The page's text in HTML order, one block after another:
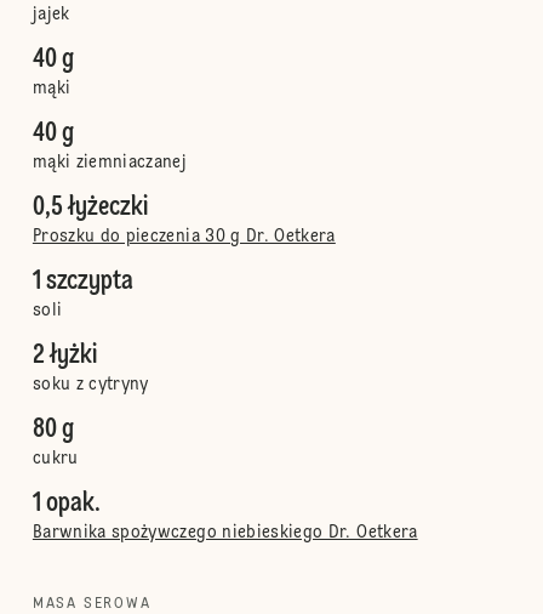
jajek
40 g
mąki
40 g
mąki ziemniaczanej
0,5 łyżeczki
Proszku do pieczenia 30 g Dr. Oetkera
1 szczypta
soli
2 łyżki
soku z cytryny
80 g
cukru
1 opak.
Barwnika spożywczego niebieskiego Dr. Oetkera
MASA SEROWA